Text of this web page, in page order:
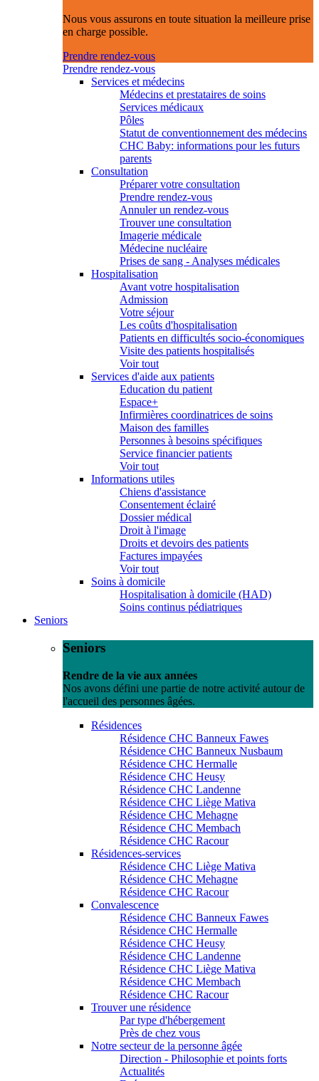
Nous vous assurons en toute situation la meilleure prise
en charge possible.
Prendre rendez-vous
Prendre rendez-vous
Services et médecins
Médecins et prestataires de soins
Services médicaux
Pôles
Statut de conventionnement des médecins
CHC Baby: informations pour les futurs
parents
Consultation
Préparer votre consultation
Prendre rendez-vous
Annuler un rendez-vous
Trouver une consultation
Imagerie médicale
Médecine nucléaire
Prises de sang - Analyses médicales
Hospitalisation
Avant votre hospitalisation
Admission
Votre séjour
Les coûts d'hospitalisation
Patients en difficultés socio-économiques
Visite des patients hospitalisés
Voir tout
Services d'aide aux patients
Education du patient
Espace+
Infirmières coordinatrices de soins
Maison des familles
Personnes à besoins spécifiques
Service financier patients
Voir tout
Informations utiles
Chiens d'assistance
Consentement éclairé
Dossier médical
Droit à l'image
Droits et devoirs des patients
Factures impayées
Voir tout
Soins à domicile
Hospitalisation à domicile (HAD)
Soins continus pédiatriques
Seniors
Seniors
Rendre de la vie aux années
Nos avons défini une partie de notre activité autour de
l'accueil des personnes âgées.
Résidences
Résidence CHC Banneux Fawes
Résidence CHC Banneux Nusbaum
Résidence CHC Hermalle
Résidence CHC Heusy
Résidence CHC Landenne
Résidence CHC Liège Mativa
Résidence CHC Mehagne
Résidence CHC Membach
Résidence CHC Racour
Résidences-services
Résidence CHC Liège Mativa
Résidence CHC Mehagne
Résidence CHC Racour
Convalescence
Résidence CHC Banneux Fawes
Résidence CHC Hermalle
Résidence CHC Heusy
Résidence CHC Landenne
Résidence CHC Liège Mativa
Résidence CHC Membach
Résidence CHC Racour
Trouver une résidence
Par type d'hébergement
Près de chez vous
Notre secteur de la personne âgée
Direction - Philosophie et points forts
Actualités